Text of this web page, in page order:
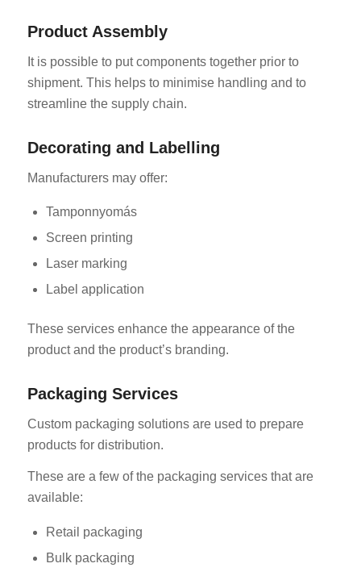
Product Assembly
It is possible to put components together prior to
shipment. This helps to minimise handling and to
streamline the supply chain.
Decorating and Labelling
Manufacturers may offer:
Tamponnyomás
Screen printing
Laser marking
Label application
These services enhance the appearance of the
product and the product’s branding.
Packaging Services
Custom packaging solutions are used to prepare
products for distribution.
These are a few of the packaging services that are
available:
Retail packaging
Bulk packaging
NB
EL